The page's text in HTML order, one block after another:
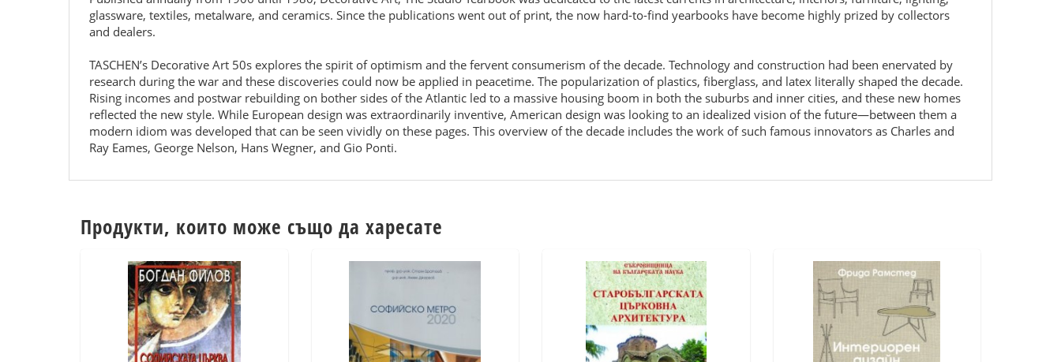
glassware, textiles, metalware, and ceramics. Since the publications went out of print, the now hard-to-find yearbooks have become highly prized by collectors
and dealers.
TASCHEN’s Decorative Art 50s explores the spirit of optimism and the fervent consumerism of the decade. Technology and construction had been enervated by
research during the war and these discoveries could now be applied in peacetime. The popularization of plastics, fiberglass, and latex literally shaped the decade.
Rising incomes and postwar rebuilding on bother sides of the Atlantic led to a massive housing boom in both the suburbs and inner cities, and these new homes
reflected the new style. While European design was extraordinarily inventive, American design was looking to an idealized vision of the future—between them a
modern idiom was developed that can be seen vividly on these pages. This overview of the decade includes the work of such famous innovators as Charles and
Ray Eames, George Nelson, Hans Wegner, and Gio Ponti.
Продукти, които може също да харесате